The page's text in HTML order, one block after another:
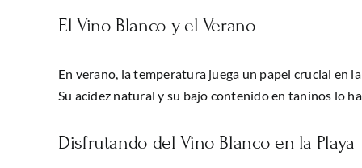
El Vino Blanco y el Verano
En verano, la temperatura juega un papel crucial en
Su acidez natural y su bajo contenido en taninos lo
Disfrutando del Vino Blanco en la Playa